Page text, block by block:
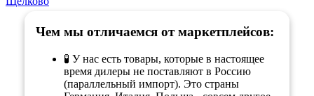
Чем мы отличаемся от маркетплейсов:
🧪 У нас есть товары, которые в настоящее
время дилеры не поставляют в Россию
(параллельный импорт). Это страны